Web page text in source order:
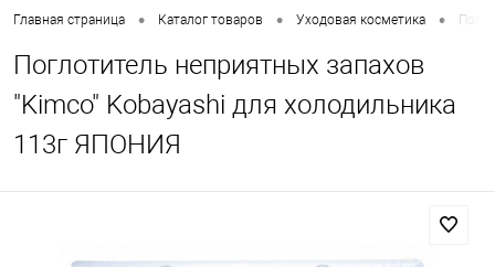
Главная страница • Каталог товаров • Уходовая косметика •
Поглотитель неприятных запахов
"Kimco" Kobayashi для холодильника
113г ЯПОНИЯ